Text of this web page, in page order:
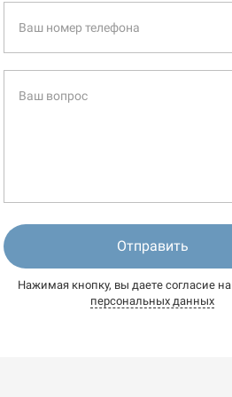
Отправить
Нажимая кнопку, вы даете согласие на
персональных данных